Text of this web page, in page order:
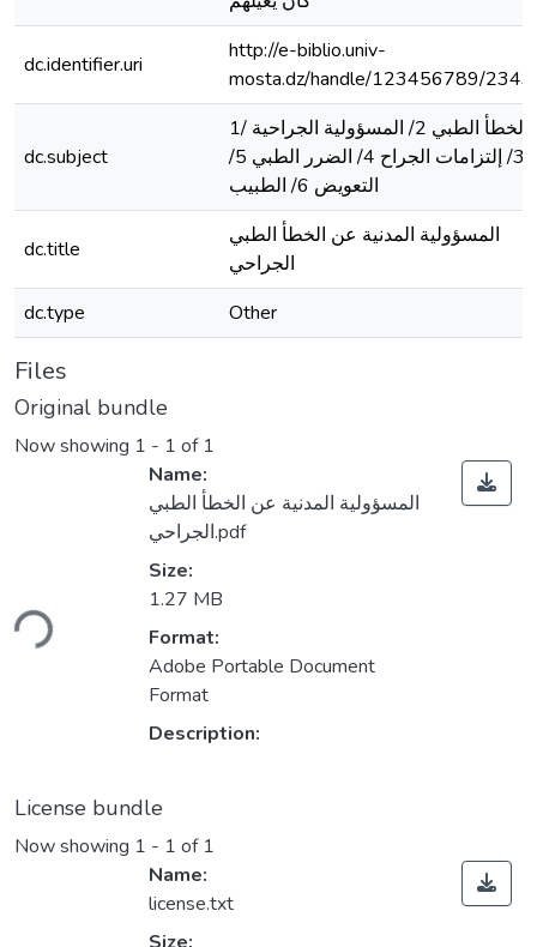
dc.identifier.uri
http://e-biblio.univ-
mosta.dz/handle/123456789/
dc.subject
1/ الخطأ الطبي 2/ المسؤولية الجراحية
3/ إلتزامات الجراح 4/ الضرر الطبي 5/
التعويض 6/ الطبيب
dc.title
المسؤولية المدنية عن الخطأ الطبي
الجراحي
dc.type
Other
Files
Original bundle
Now showing 1 - 1 of 1
Name:
المسؤولية المدنية عن الخطأ الطبي
الجراحي.pdf
Size:
1.27 MB
Format:
Adobe Portable Document
Format
Description:
License bundle
Now showing 1 - 1 of 1
Name:
license.txt